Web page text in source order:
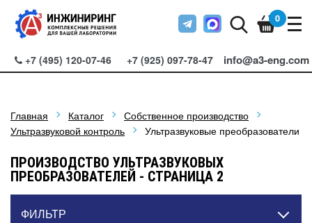
+7 (495) 120-07-46 +7 (925) 097-78-47 info@a3-eng.com
0
Главная Каталог
Собственное производство
Ультразвуковой контроль
Ультразвуковые преобразователи
ПРОИЗВОДСТВО УЛЬТРАЗВУКОВЫХ
ПРЕОБРАЗОВАТЕЛЕЙ - СТРАНИЦА 2
ФИЛЬТР